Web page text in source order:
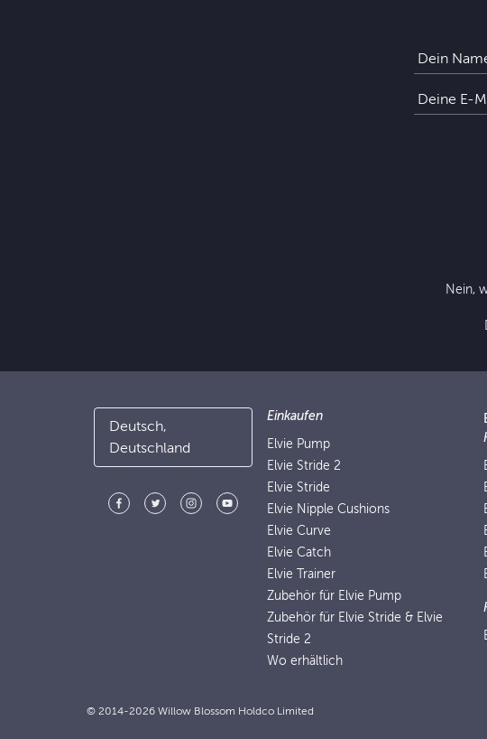
Nein,
Deutsch,
Deutschland
Einkaufen
Elvie Pump
Elvie Stride 2
Elvie Stride
Elvie Nipple Cushions
Elvie Curve
Elvie Catch
Elvie Trainer
Zubehör für Elvie Pump
Zubehör für Elvie Stride & Elvie
Stride 2
Wo erhältlich
© 2014-2026 Willow Blossom Holdco Limited